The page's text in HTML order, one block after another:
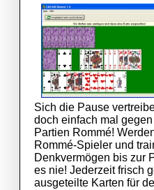
Sich die Pause
doch einfach mal
Partien Rommé!
Rommé-Spieler und
Denkvermögen bis zur
es nie! Jederzeit frisch
ausgeteilte Karten für